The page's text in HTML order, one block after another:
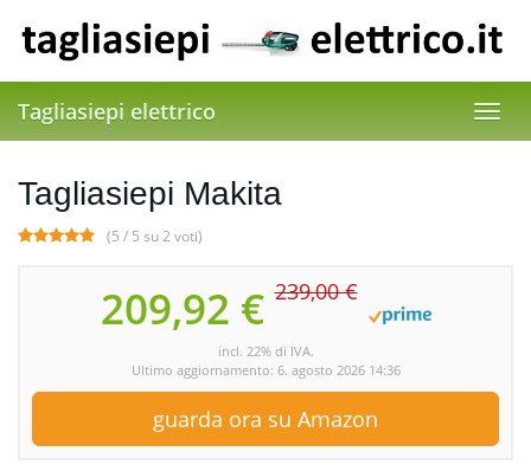
main
content
Tagliasiepi elettrico
Tagliasiepi Makita
(5 / 5 su 2 voti)
209,92 €239,00 €
incl. 22% di IVA.
Ultimo aggiornamento: 6. agosto 2026 14:36
guarda ora su Amazon